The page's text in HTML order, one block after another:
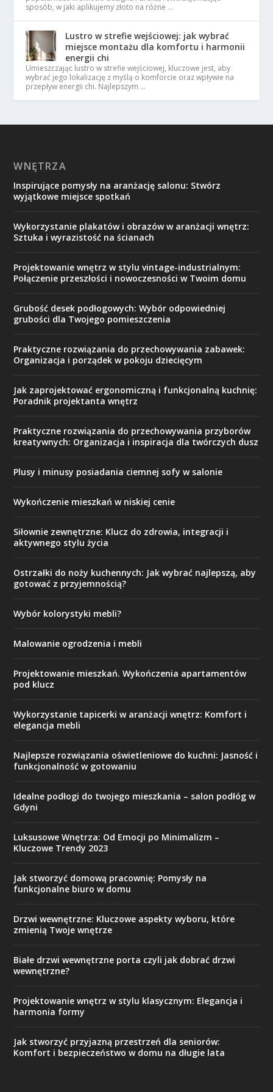
sposób, w jaki aplikujemy złoto na różne …
Lustro w strefie wejściowej: jak wybrać
miejsce montażu dla komfortu i harmonii
energii chi
Umieszczając lustro w strefie wejściowej, kluczowe jest, aby
wybrać jego lokalizację z myślą o komforcie oraz wpływie na
przepływ energii chi. Najlepszym …
WNĘTRZA
Inspirujące pomysły na aranżację salonu: Stwórz
wyjątkowe miejsce spotkań
Wykorzystanie plakatów i obrazów w aranżacji wnętrz:
Sztuka i wyrazistość na ścianach
Projektowanie wnętrz w stylu vintage-industrialnym:
Połączenie przeszłości i nowoczesności w Twoim domu
Grubość desek podłogowych: Wybór odpowiedniej
grubości dla Twojego pomieszczenia
Praktyczne rozwiązania do przechowywania zabawek:
Organizacja i porządek w pokoju dziecięcym
Jak zaprojektować ergonomiczną i funkcjonalną kuchnię:
Poradnik projektanta wnętrz
Praktyczne rozwiązania do przechowywania przyborów
kreatywnych: Organizacja i inspiracja dla twórczych dusz
Plusy i minusy posiadania ciemnej sofy w salonie
Wykończenie mieszkań w niskiej cenie
Siłownie zewnętrzne: Klucz do zdrowia, integracji i
aktywnego stylu życia
Ostrzałki do noży kuchennych: Jak wybrać najlepszą, aby
gotować z przyjemnością?
Wybór kolorystyki mebli?
Malowanie ogrodzenia i mebli
Projektowanie mieszkań. Wykończenia apartamentów
pod klucz
Wykorzystanie tapicerki w aranżacji wnętrz: Komfort i
elegancja mebli
Najlepsze rozwiązania oświetleniowe do kuchni: Jasność i
funkcjonalność w gotowaniu
Idealne podłogi do twojego mieszkania – salon podłóg w
Gdyni
Luksusowe Wnętrza: Od Emocji po Minimalizm –
Kluczowe Trendy 2023
Jak stworzyć domową pracownię: Pomysły na
funkcjonalne biuro w domu
Drzwi wewnętrzne: Kluczowe aspekty wyboru, które
zmienią Twoje wnętrze
Białe drzwi wewnętrzne porta czyli jak dobrać drzwi
wewnętrzne?
Projektowanie wnętrz w stylu klasycznym: Elegancja i
harmonia formy
Jak stworzyć przyjazną przestrzeń dla seniorów:
Komfort i bezpieczeństwo w domu na długie lata